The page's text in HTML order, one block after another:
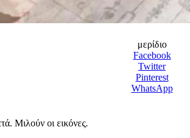
μερίδιο
Facebook
Twitter
Pinterest
WhatsApp
Μιλούν οι εικόνες.